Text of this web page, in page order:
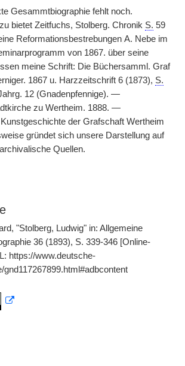
Gesammtbiographie fehlt noch.
bietet Zeitfuchs, Stolberg. Chronik S. 59
Reformationsbestrebungen A. Nebe im
von 1867. über seine
meine Schrift: Die Büchersamml. Graf
1867 u. Harzzeitschrift 6 (1873), S.
12 (Gnadenpfennige). —
zu Wertheim. 1888. —
Kunstgeschichte der Grafschaft Wertheim
gründet sich unsere Darstellung auf
Quellen.
"Stolberg, Ludwig" in: Allgemeine
36 (1893), S. 339-346 [Online-
https://www.deutsche-
gnd117267899.html#adbcontent